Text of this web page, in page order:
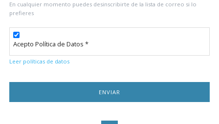
En cualquier momento puedes desinscribirte de la lista de correo si lo
prefieres
Acepto Política de Datos *
Leer políticas de datos